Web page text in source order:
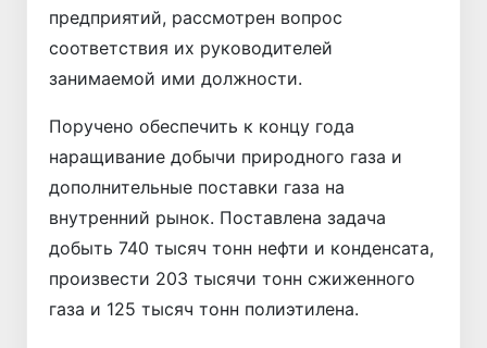
предприятий, рассмотрен вопрос
соответствия их руководителей
занимаемой ими должности.
Поручено обеспечить к концу года
наращивание добычи природного газа и
дополнительные поставки газа на
внутренний рынок. Поставлена задача
добыть 740 тысяч тонн нефти и конденсата,
произвести 203 тысячи тонн сжиженного
газа и 125 тысяч тонн полиэтилена.